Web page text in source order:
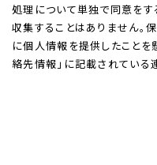
処理について単独で同意を
収集することはありません。
に個人情報を提供したことを
絡先情報」に記載されている